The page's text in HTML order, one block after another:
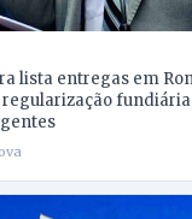
lista entregas em